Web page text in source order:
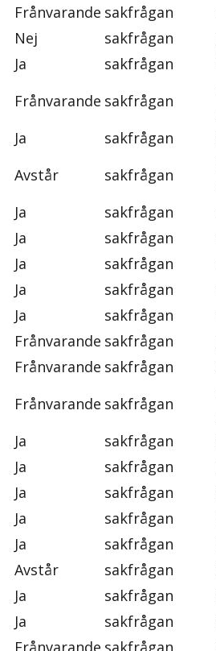
Frånvarande sakfrågan
Nej sakfrågan
Ja sakfrågan
Frånvarande sakfrågan
Ja sakfrågan
Avstår sakfrågan
Ja sakfrågan
Ja sakfrågan
Ja sakfrågan
Ja sakfrågan
Ja sakfrågan
Frånvarande sakfrågan
Frånvarande sakfrågan
Frånvarande sakfrågan
Ja sakfrågan
Ja sakfrågan
Ja sakfrågan
Ja sakfrågan
Ja sakfrågan
Avstår sakfrågan
Ja sakfrågan
Ja sakfrågan